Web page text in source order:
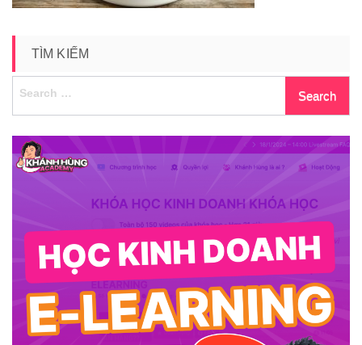
TÌM KIẾM
Search